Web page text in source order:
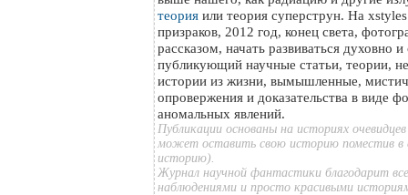
теория или теория суперструн. На
призраков, 2012 год, конец света,
рассказом, начать развиваться духовно
публикующий научные статьи, теории,
истории из жизни, вымышленные,
опровержения и доказательства в виде
аномальных явлений.
Публикации основаны на историях
может оставить свою историю поместив в
историю).
Журнал научной фантастики благодарит
наблюдениями и просто красивыми